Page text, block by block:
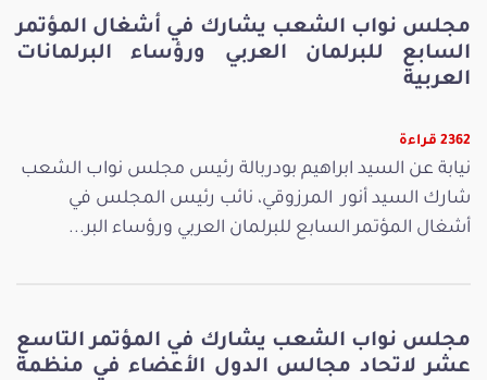
مجلس نواب الشعب يشارك في أشغال المؤتمر
السابع للبرلمان العربي ورؤساء البرلمانات
العربية
2362 قراءة
نيابة عن السيد ابراهيم بودربالة رئيس مجلس نواب الشعب
شارك السيد أنور المرزوقي، نائب رئيس المجلس في
أشغال المؤتمر السابع للبرلمان العربي ورؤساء البر...
مجلس نواب الشعب يشارك في المؤتمر التاسع
عشر لاتحاد مجالس الدول الأعضاء في منظمة